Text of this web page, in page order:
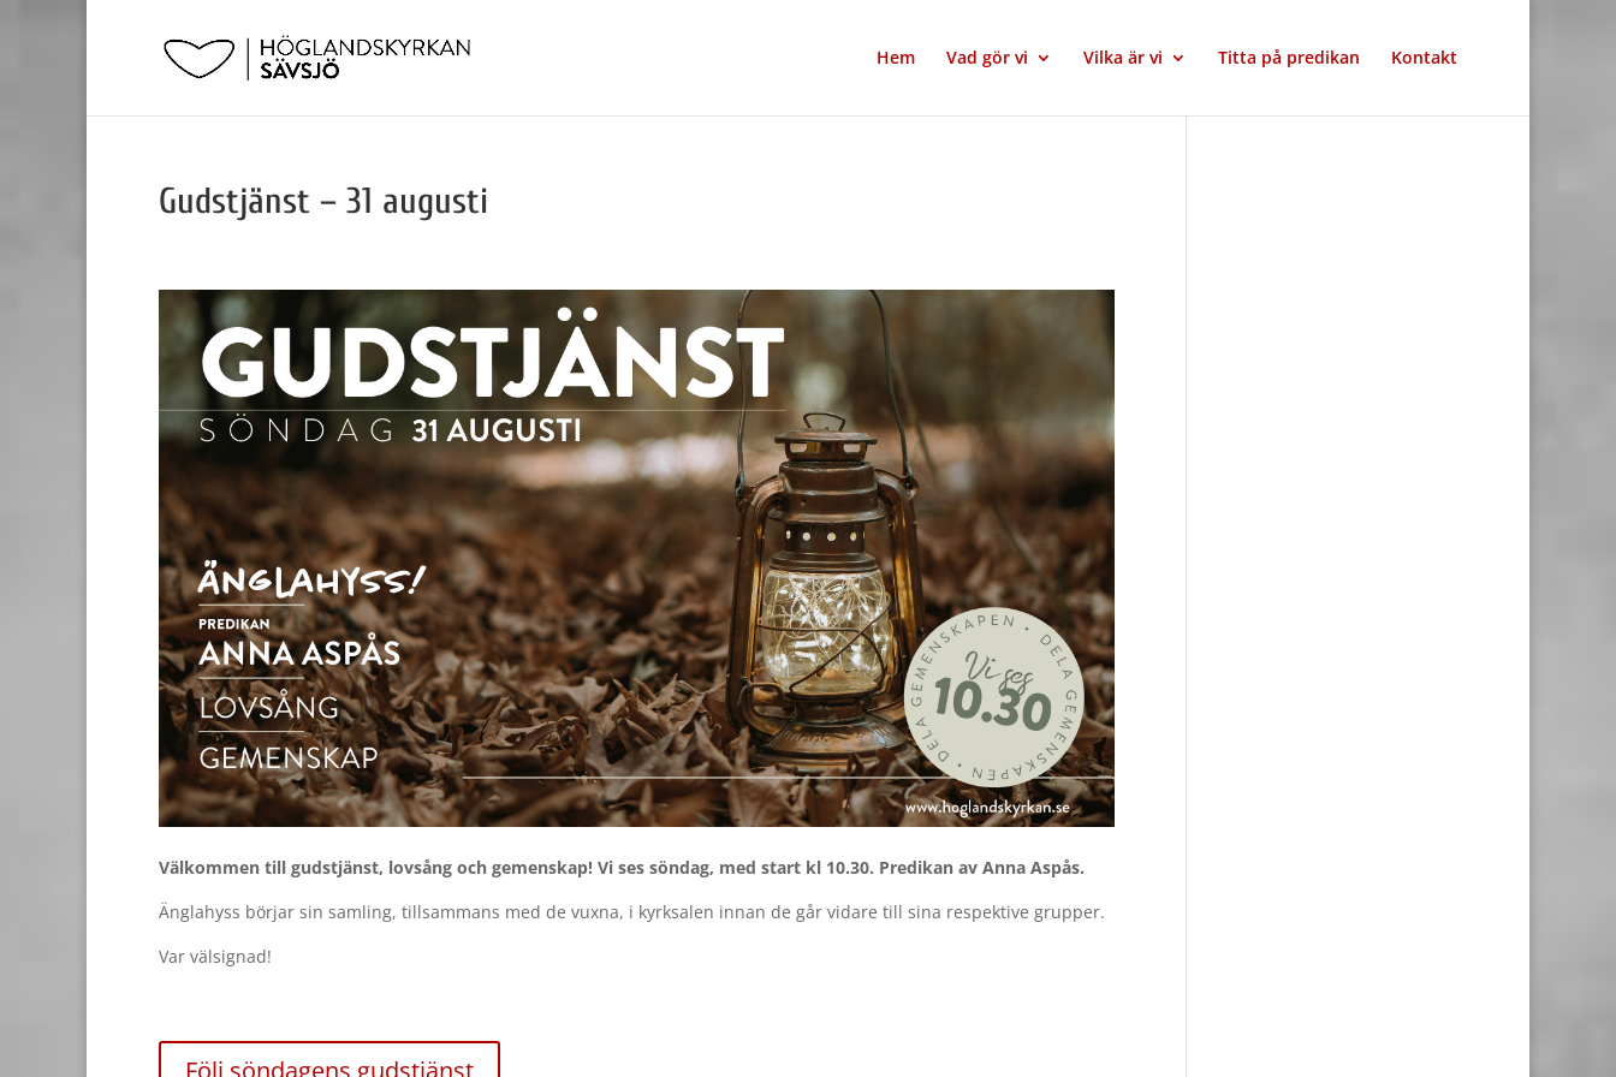
Hem Vad gör vi Vilka är vi Titta på predikan Kontakt
Gudstjänst – 31 augusti
Välkommen till gudstjänst, lovsång och gemenskap! Vi ses söndag, med start kl 10.30. Predikan av Anna Aspås.
Änglahyss börjar sin samling, tillsammans med de vuxna, i kyrksalen innan de går vidare till sina respektive grupper.
Var välsignad!
Följ söndagens gudstjänst